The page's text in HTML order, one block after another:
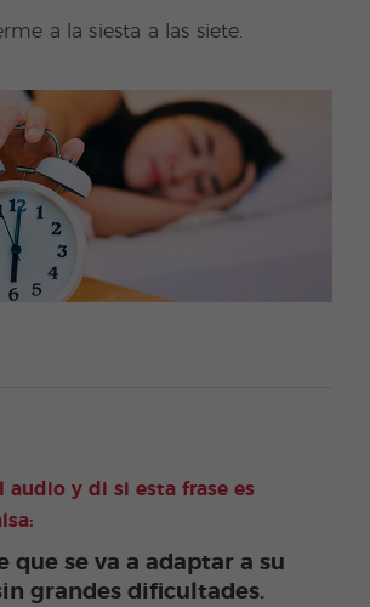
a la siesta a las siete.
audio y di si esta frase es
que se va a adaptar a su
grandes dificultades.